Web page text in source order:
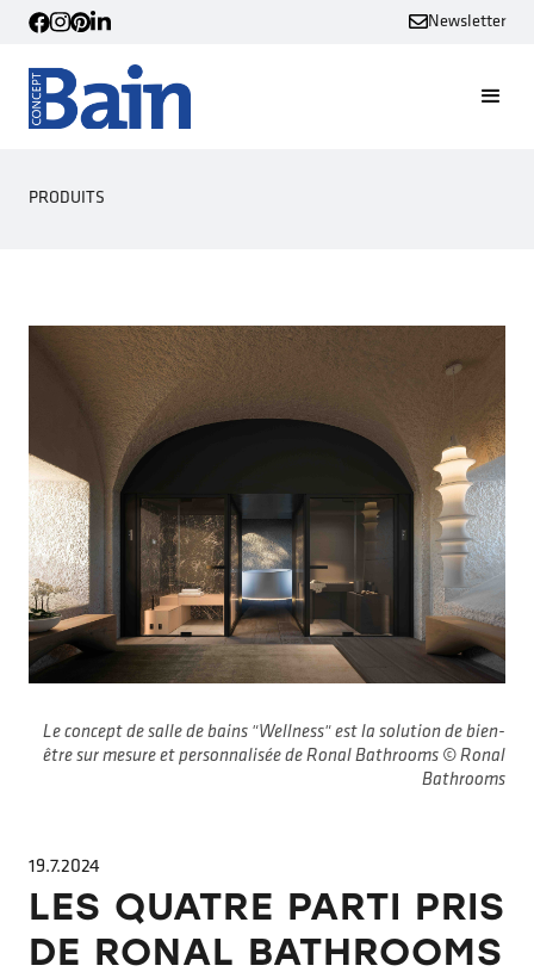
Newsletter
PRODUITS
Le concept de salle de bains "Wellness" est la solution de bien-
être sur mesure et personnalisée de Ronal Bathrooms © Ronal
Bathrooms
19.7.2024
LES QUATRE PARTI PRIS
DE RONAL BATHROOMS